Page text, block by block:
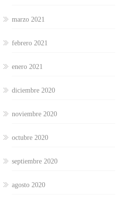
marzo 2021
febrero 2021
enero 2021
diciembre 2020
noviembre 2020
octubre 2020
septiembre 2020
agosto 2020